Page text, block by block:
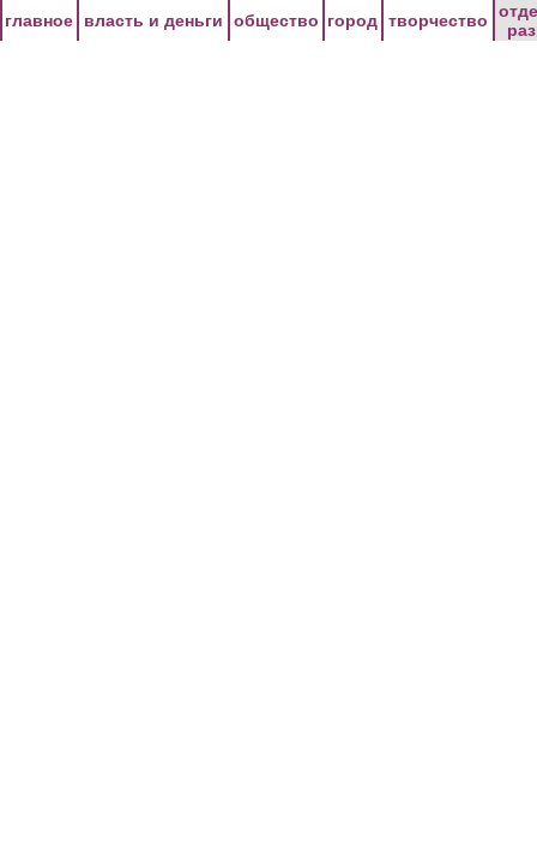
главное власть и деньги общество город творчество